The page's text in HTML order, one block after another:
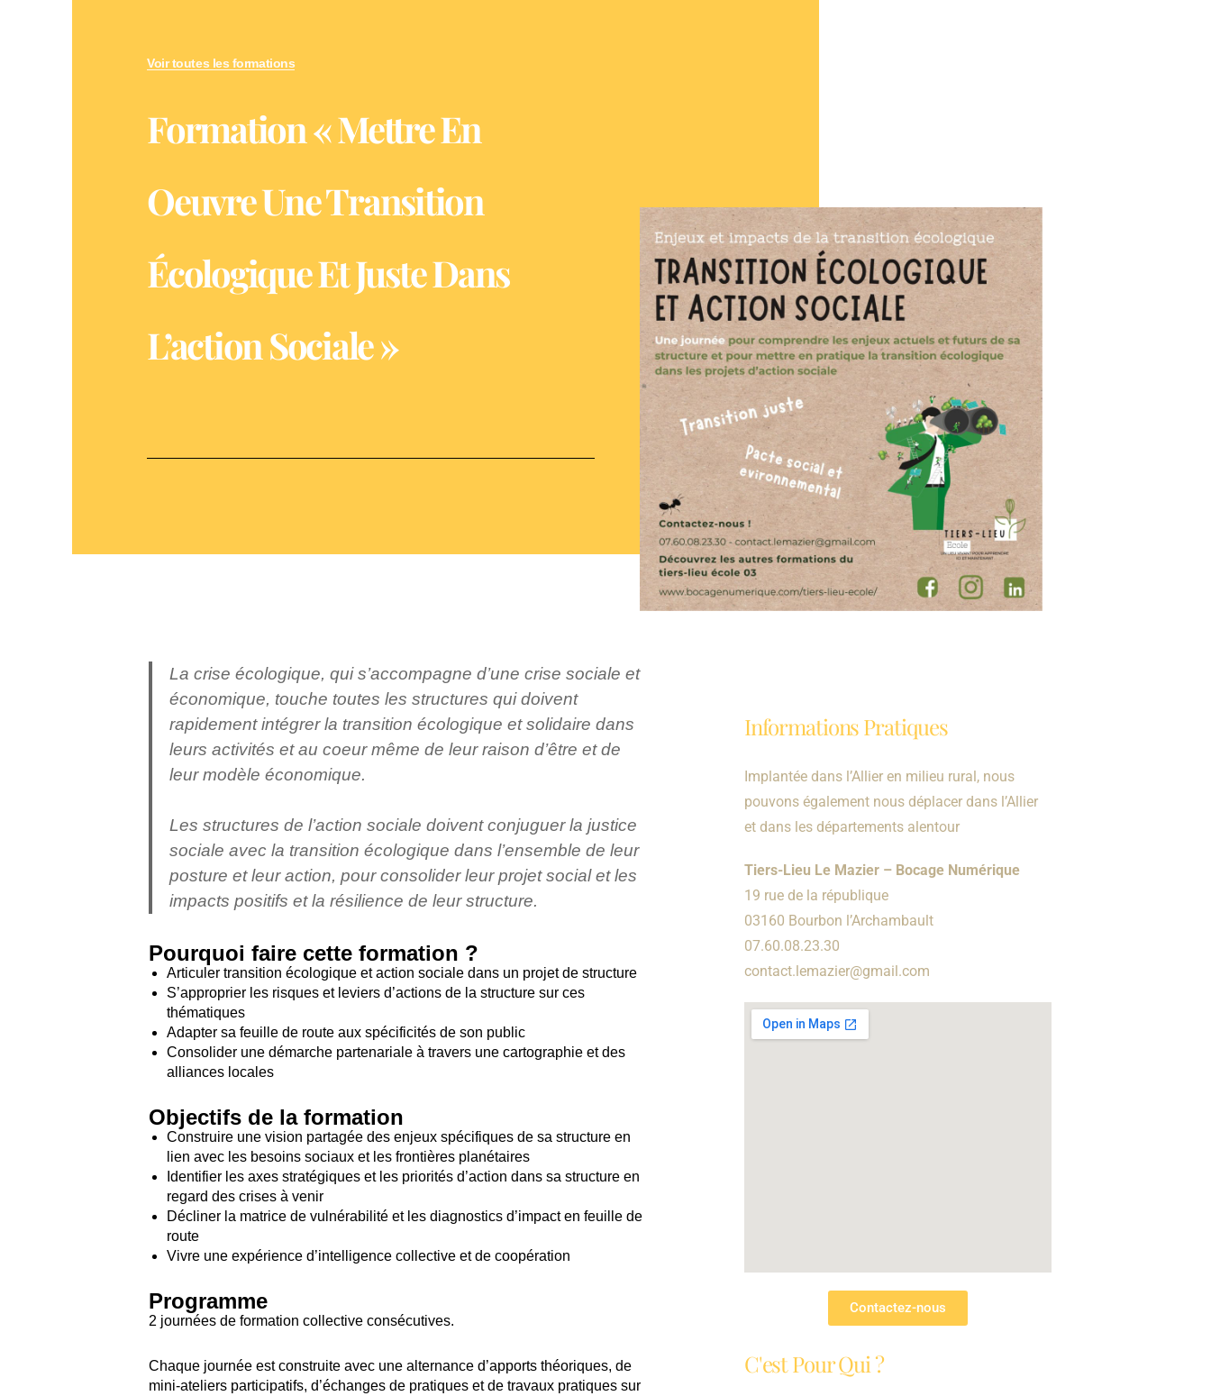
Voir toutes les formations
Formation « Mettre En
Oeuvre Une Transition
Écologique Et Juste Dans
L’action Sociale »
La crise écologique, qui s’accompagne d’une crise sociale et
économique, touche toutes les structures qui doivent
rapidement intégrer la transition écologique et solidaire dans
leurs activités et au coeur même de leur raison d’être et de
leur modèle économique.
Les structures de l’action sociale doivent conjuguer la justice
sociale avec la transition écologique dans l’ensemble de leur
posture et leur action, pour consolider leur projet social et les
impacts positifs et la résilience de leur structure.
Pourquoi faire cette formation ?
Articuler transition écologique et action sociale dans un projet de structure
S’approprier les risques et leviers d’actions de la structure sur ces
thématiques
Adapter sa feuille de route aux spécificités de son public
Consolider une démarche partenariale à travers une cartographie et des
alliances locales
Objectifs de la formation
Construire une vision partagée des enjeux spécifiques de sa structure en
lien avec les besoins sociaux et les frontières planétaires
Identifier les axes stratégiques et les priorités d’action dans sa structure en
regard des crises à venir
Décliner la matrice de vulnérabilité et les diagnostics d’impact en feuille de
route
Vivre une expérience d’intelligence collective et de coopération
Programme
2 journées de formation collective consécutives.
Chaque journée est construite avec une alternance d’apports théoriques, de
mini-ateliers participatifs, d’échanges de pratiques et de travaux pratiques sur
Informations Pratiques
Implantée dans l’Allier en milieu rural, nous
pouvons également nous déplacer dans l’Allier
et dans les départements alentour
Tiers-Lieu Le Mazier – Bocage Numérique
19 rue de la république
03160 Bourbon l’Archambault
07.60.08.23.30
contact.lemazier@gmail.com
Contactez-nous
C'est Pour Qui ?